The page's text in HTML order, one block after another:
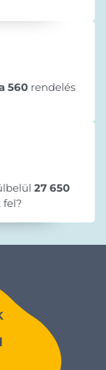
560 rendelés
27 650
fel?